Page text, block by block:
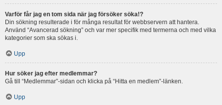
Varför får jag en tom sida när jag försöker söka!?
Din sökning resulterade i för många resultat för webbservern att hantera.
Använd “Avancerad sökning” och var mer specifik med termerna och med vilka
kategorier som ska sökas i.
Upp
Hur söker jag efter medlemmar?
Gå till “Medlemmar”-sidan och klicka på “Hitta en medlem”-länken.
Upp